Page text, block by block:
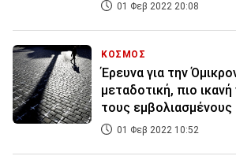
01 Φεβ 2022 20:08
ΚΟΣΜΟΣ
Έρευνα για την
μεταδοτική, πιο ικανή
τους εμβολιασμένους
01 Φεβ 2022 10:52